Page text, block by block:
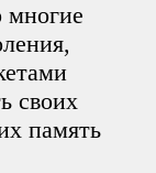
многие
своих
память